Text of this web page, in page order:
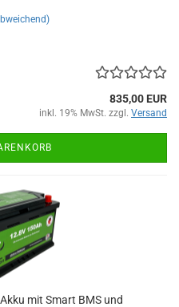
835,00 EUR
inkl. 19% MwSt. zzgl. Versand
mit Smart BMS und